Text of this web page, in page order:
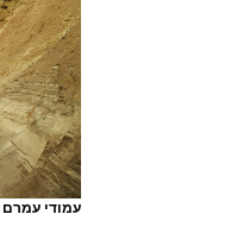
עמודי עמרם